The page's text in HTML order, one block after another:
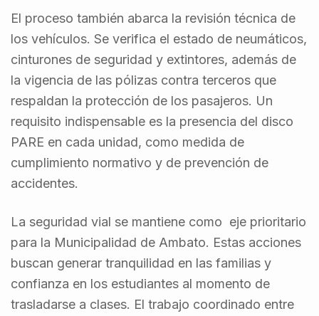
El proceso también abarca la revisión técnica de
los vehículos. Se verifica el estado de neumáticos,
cinturones de seguridad y extintores, además de
la vigencia de las pólizas contra terceros que
respaldan la protección de los pasajeros. Un
requisito indispensable es la presencia del disco
PARE en cada unidad, como medida de
cumplimiento normativo y de prevención de
accidentes.
La seguridad vial se mantiene como eje prioritario
para la Municipalidad de Ambato. Estas acciones
buscan generar tranquilidad en las familias y
confianza en los estudiantes al momento de
trasladarse a clases. El trabajo coordinado entre